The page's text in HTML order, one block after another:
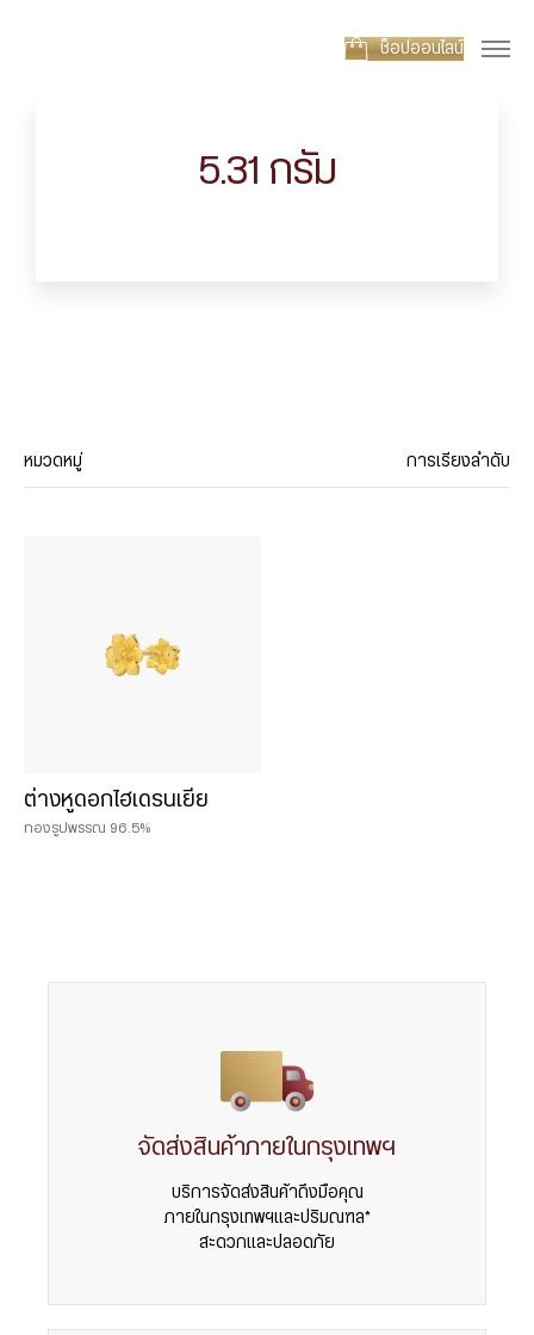
ช็อปออนไลน์
5.31 กรัม
หมวดหมู่
0.075 บาท
0.125 บาท
การเรียงลำดับ
ต่างหูดอกไฮเดรนเยีย
ทองรูปพรรณ 96.5%
จัดส่งสินค้าภายในกรุงเทพฯ
บริการจัดส่งสินค้าถึงมือคุณ
ภายในกรุงเทพฯและปริมณฑล*
สะดวกและปลอดภัย